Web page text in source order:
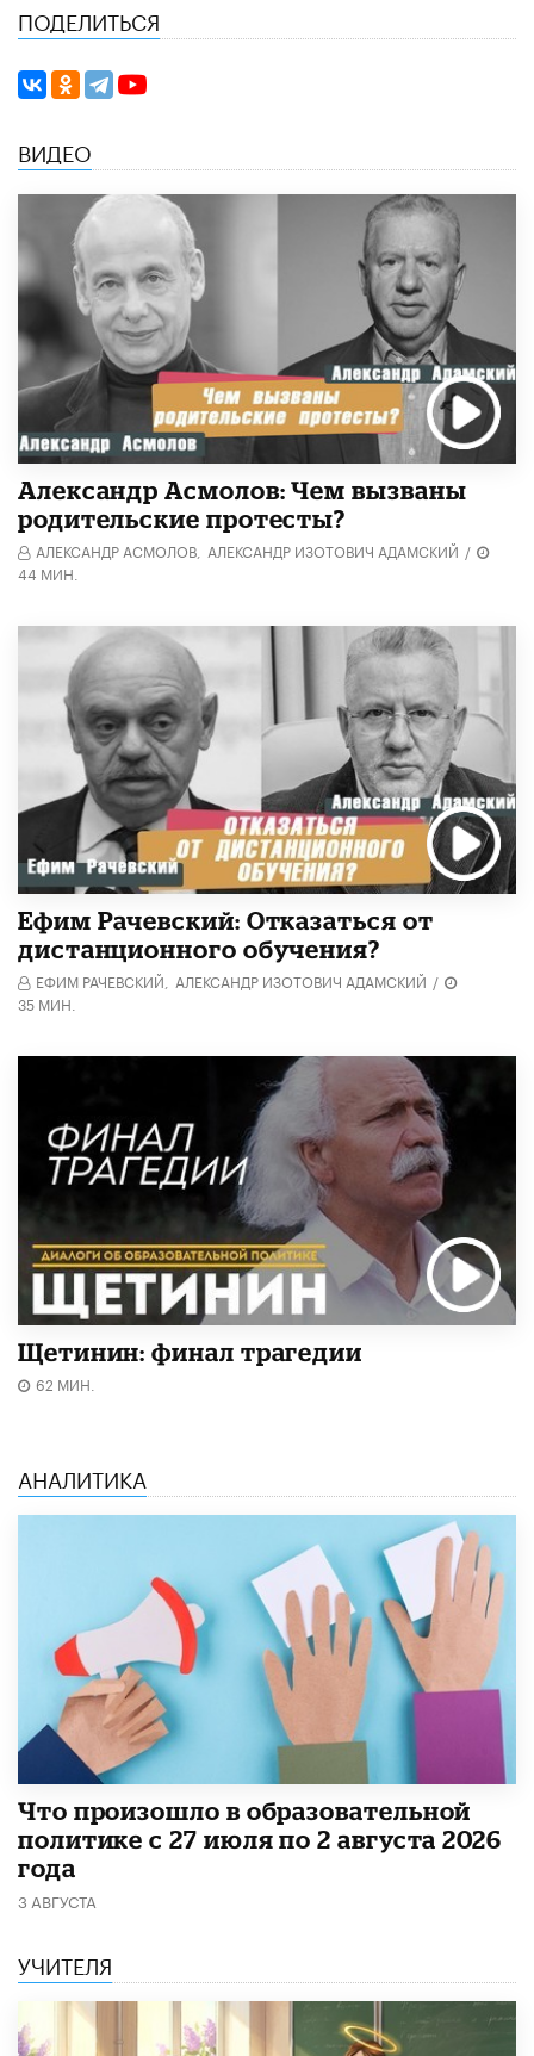
ПОДЕЛИТЬСЯ
ВИДЕО
Александр Асмолов: Чем вызваны
родительские протесты?
АЛЕКСАНДР АСМОЛОВ, АЛЕКСАНДР ИЗОТОВИЧ АДАМСКИЙ /
44 МИН.
Ефим Рачевский: Отказаться от
дистанционного обучения?
ЕФИМ РАЧЕВСКИЙ, АЛЕКСАНДР ИЗОТОВИЧ АДАМСКИЙ /
35 МИН.
Щетинин: финал трагедии
62 МИН.
АНАЛИТИКА
​Что произошло в образовательной
политике с 27 июля по 2 августа 2026
года
3 АВГУСТА
УЧИТЕЛЯ